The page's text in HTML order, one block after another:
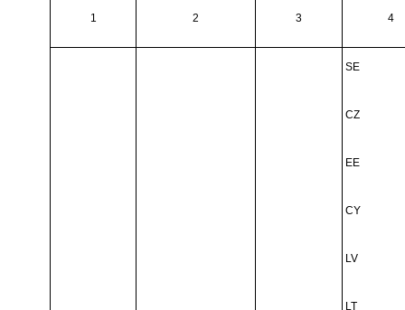
1 2 3 4
SE
CZ
EE
CY
LV
LT